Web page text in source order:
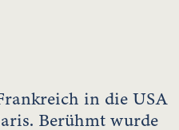
in die USA
Berühmt wurde